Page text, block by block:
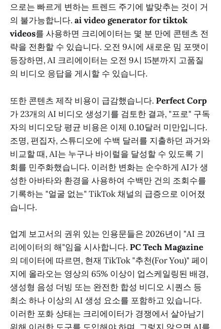
으로는 빠르게 변하는 트렌드 주기에 발맞추는 것이 거
의 불가능합니다. ai video generator for tiktok
videos를 사용하면 크리에이터는 몇 분 만에 콘텐츠 전
략을 전환할 수 있습니다. 오전 9시에 새로운 밈 포맷이
등장하면, AI 크리에이터는 오전 9시 15분까지 고품질
의 비디오 응답을 게시할 수 있습니다.
또한 콘텐츠 제작 비용이 급감했습니다. Perfect Corp
가 23개의 AI 비디오 생성기를 검토한 결과, "프로" 구독
자의 비디오당 평균 비용은 이제 0.10달러 미만입니다.
조명, 편집자, 스튜디오에 수백 달러를 지출하던 과거와
비교할 때, AI는 누구나 바이럴을 달성할 수 있도록 기
회를 민주화했습니다. 이러한 변화는 순수하게 AI가 생
성한 아바타와 환경을 사용하여 수백만 건의 조회수를
기록하는 "얼굴 없는" TikTok 채널의 급증으로 이어졌
습니다.
업계 보고서의 권위 있는 인용문들은 2026년이 "AI 크
리에이터의 해"임을 시사합니다. PC Tech Magazine
의 데이터에 따르면, 현재 TikTok "추천(For You)" 페이
지에 올라오는 영상의 65% 이상이 업스케일링된 배경,
생성형 음성 더빙 또는 완전한 합성 비디오 시퀀스 등
최소 하나 이상의 AI 생성 요소를 포함하고 있습니다.
이러한 포화 상태는 크리에이터가 경쟁에서 살아남기